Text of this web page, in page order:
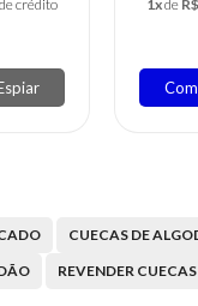
crédito 1xde
CUECAS DE
REVENDER